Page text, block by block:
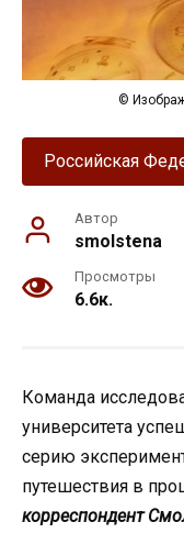
©
Российская
Автор
smolstena
Просмотры
6.6к.
Команда
университета
серию
путешествия в
корреспондент